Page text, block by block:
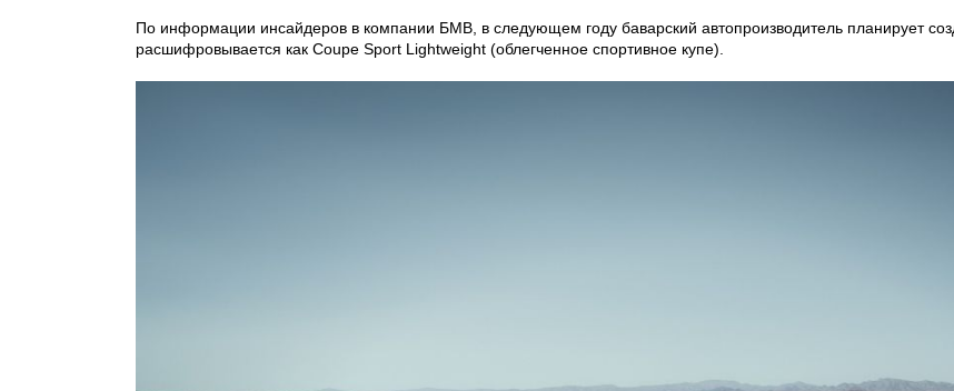
По информации инсайдеров в компании БМВ, в следующем году баварский автопроизводитель планирует
расшифровывается как Coupe Sport Lightweight (облегченное спортивное купе).